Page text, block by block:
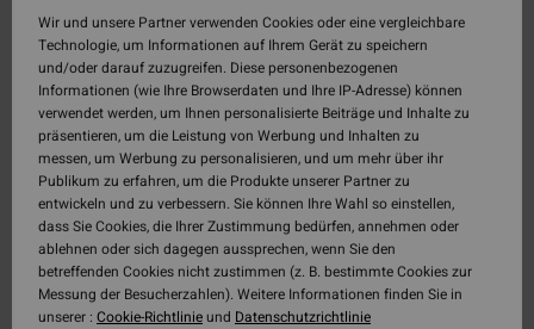
Wir und unsere Partner verwenden Cookies oder eine vergleichbare
Technologie, um Informationen auf Ihrem Gerät zu speichern
und/oder darauf zuzugreifen. Diese personenbezogenen
Informationen (wie Ihre Browserdaten und Ihre IP-Adresse) können
verwendet werden, um Ihnen personalisierte Beiträge und Inhalte zu
präsentieren, um die Leistung von Werbung und Inhalten zu
messen, um Werbung zu personalisieren, und um mehr über ihr
Publikum zu erfahren, um die Produkte unserer Partner zu
entwickeln und zu verbessern. Sie können Ihre Wahl so einstellen,
dass Sie Cookies, die Ihrer Zustimmung bedürfen, annehmen oder
ablehnen oder sich dagegen aussprechen, wenn Sie den
betreffenden Cookies nicht zustimmen (z. B. bestimmte Cookies zur
Messung der Besucherzahlen). Weitere Informationen finden Sie in
unserer : Cookie-Richtlinieund Datenschutzrichtlinie